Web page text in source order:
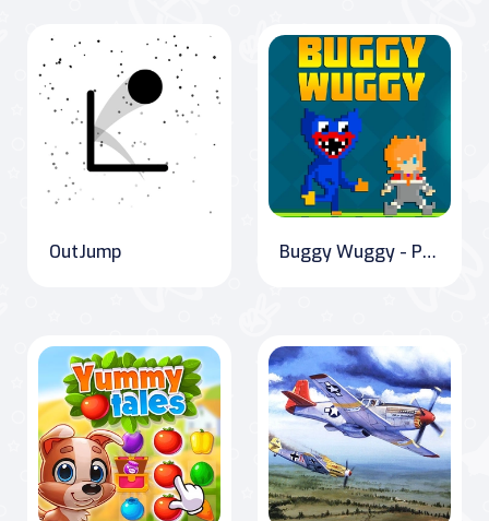
OutJump Buggy Wuggy - Platformer Oyun Zamanı